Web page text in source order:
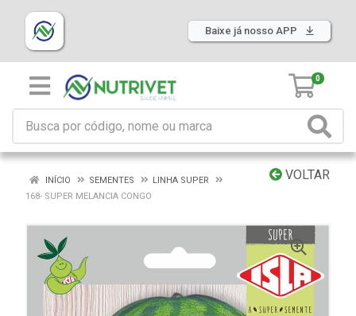
Baixe já nosso APP
0
VOLTAR
INÍCIO SEMENTES
LINHA SUPER
168- SUPER MELANCIA CONGO